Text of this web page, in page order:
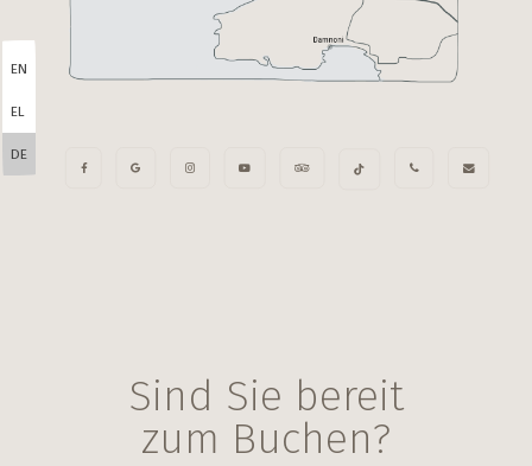
Sind Sie bereit
zum Buchen?
EN
EL
DE